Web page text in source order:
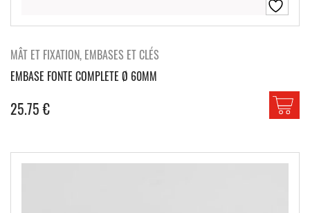
MÂT ET FIXATION, EMBASES ET CLÉS
EMBASE FONTE COMPLETE Ø 60MM
25.75€